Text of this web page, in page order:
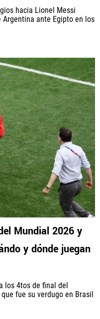
hacia Lionel Messi
ante Egipto en los
Mundial 2026 y
y dónde juegan
los 4tos de final del
fue su verdugo en Brasil